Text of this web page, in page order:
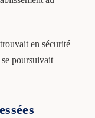
en sécurité
poursuivait